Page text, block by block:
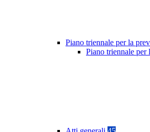
Piano triennale per la
Piano triennale per